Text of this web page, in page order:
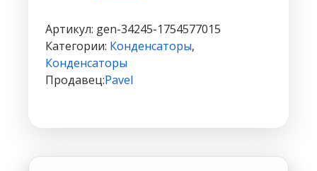
полиэстеровый
(зелёный)
—
:
Артикул: gen-34245-1754577015
Категории: Конденсаторы,
Конденсаторы
Продавец:Pavel